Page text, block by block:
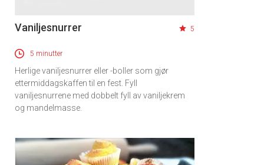
Vaniljesnurrer 5
5 minutter
Herlige vaniljesnurrer eller -boller som gjør
ettermiddagskaffen til en fest. Fyll
vaniljesnurrene med dobbelt fyll av vaniljekrem
og mandelmasse.